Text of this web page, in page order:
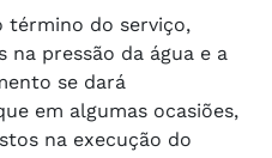
término do serviço,
pressão da água e a
se dará
em algumas ocasiões,
na execução do